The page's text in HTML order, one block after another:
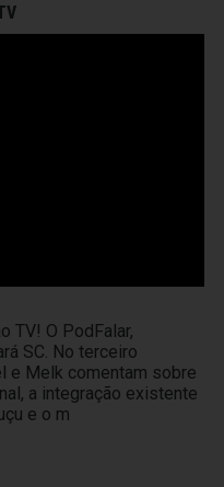
TV! O PodFalar,
SC. No terceiro
e Melk comentam sobre
a integração existente
e o m